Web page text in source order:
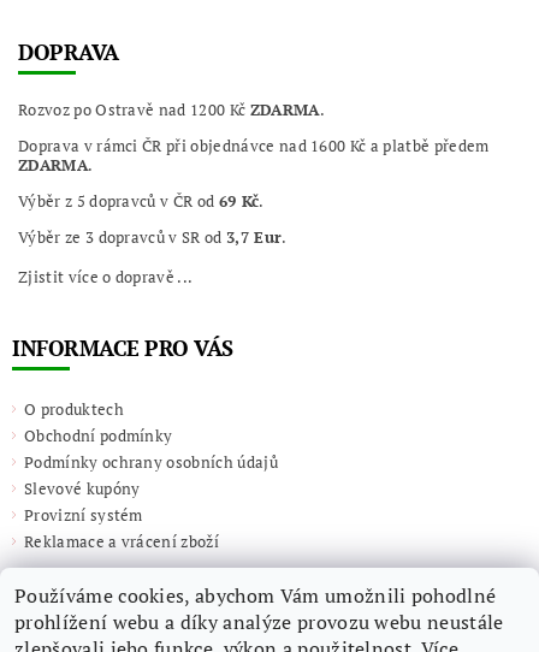
DOPRAVA
Rozvoz po Ostravě nad 1200 Kč ZDARMA.
Doprava v rámci ČR při objednávce nad 1600 Kč a platbě předem
ZDARMA.
Výběr z 5 dopravců v ČR od 69 Kč.
Výběr ze 3 dopravců v SR od 3,7 Eur.
Zjistit více o dopravě ...
INFORMACE PRO VÁS
O produktech
Obchodní podmínky
Podmínky ochrany osobních údajů
Slevové kupóny
Provizní systém
Reklamace a vrácení zboží
Používáme cookies, abychom Vám umožnili pohodlné
prohlížení webu a díky analýze provozu webu neustále